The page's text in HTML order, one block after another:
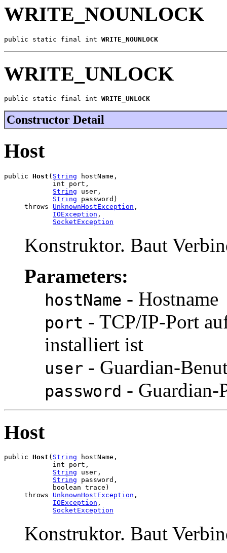
WRITE_NOUNLOCK
public static final int WRITE_NOUNLOCK
WRITE_UNLOCK
public static final int WRITE_UNLOCK
Constructor Detail
Host
public Host ( String hostName,
            int port,
String user,
String password)
     throws
UnknownHostException ,
IOException ,
SocketException
Konstruktor. Baut
Parameters:
hostName - Hostname
port - TCP/IP-Port
installiert ist
user - Guardian-
password - Guardian-
Host
public Host ( String hostName,
            int port,
String user,
String password,
            boolean trace)
     throws
UnknownHostException ,
IOException ,
SocketException
Konstruktor. Baut